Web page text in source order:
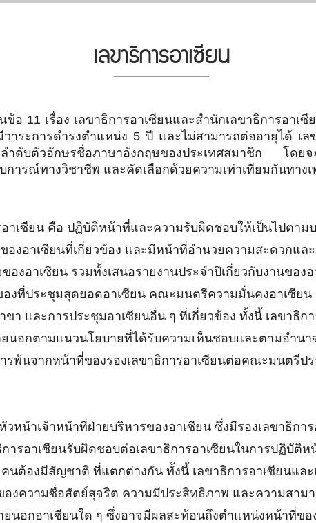
เลขาธิการอาเซียน
เรื่อง เลขาธิการอาเซียนและสำนักเลขาธิการอาเซีย
าระการดำรงตำแหน่ง 5 ปี และไม่สามารถต่ออายุได้ เล
ลำดับตัวอักษรชื่อภาษาอังกฤษของประเทศสมาชิก โด
ารณ์ทางวิชาชีพ และคัดเลือกด้วยความเท่าเทียมกันทางเ
ซียน คือ ปฏิบัติหน้าที่และความรับผิดชอบให้เป็นไปตาม
งอาเซียนที่เกี่ยวข้อง และมีหน้าที่อำนวยความสะดวกแล
งอาเซียน รวมทั้งเสนอรายงานประจำปีเกี่ยวกับงานของ
องที่ประชุมสุดยอดอาเซียน คณะมนตรีความมั่นคงอาเซีย
า และการประชุมอาเซียนอื่น ๆ ที่เกี่ยวข้อง ทั้งนี้ เลขาธิก
นอกตามแนวนโยบายที่ได้รับความเห็นชอบและตามอำน
พ้นจากหน้าที่ของรองเลขาธิการอาเซียนต่อคณะมนตรีปร
น้าเจ้าหน้าที่ฝ่ายบริหารของอาเซียน ซึ่งมีรองเลขาธิกา
ารอาเซียนรับผิดชอบต่อเลขาธิการอาเซียนในการปฏิบัติ
นต้องมีสัญชาติ ที่แตกต่างกัน ทั้งนี้ เลขาธิการอาเซียนแล
งความซื่อสัตย์สุจริต ความมีประสิทธิภาพ และความสาม
นอกอาเซียนใด ๆ ซึ่งอาจมีผลสะท้อนถึงตำแหน่งหน้าที่ขอ